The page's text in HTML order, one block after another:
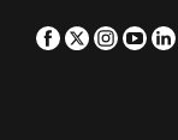
Facebook
Twitter